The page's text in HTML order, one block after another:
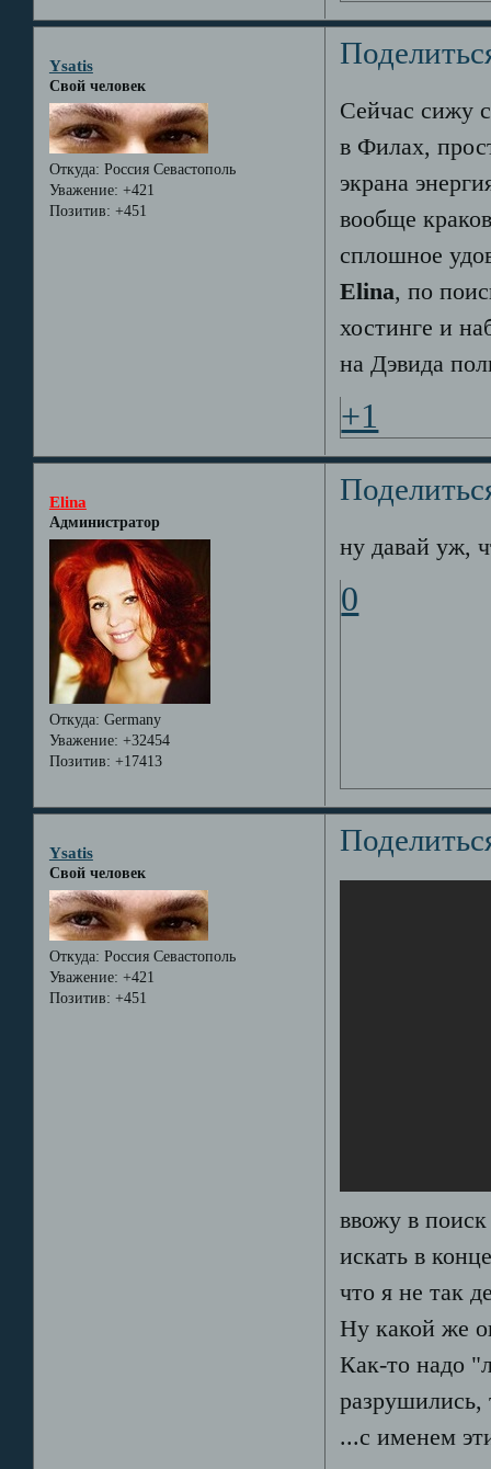
Ysatis
Свой человек
Откуда: Россия Севастополь
Уважение: +421
Позитив: +451
Cейчас сижу
в Филах,
экрана
вообще
сплошное
Elina, по
хостинге и
на Дэвида
+1
Elina
Администратор
Откуда: Germany
Уважение: +32454
Позитив: +17413
ну давай уж,
0
Ysatis
Свой человек
Откуда: Россия Севастополь
Уважение: +421
Позитив: +451
ввожу в
искать в
что я не так
Ну какой же
Как-то надо
...с именем